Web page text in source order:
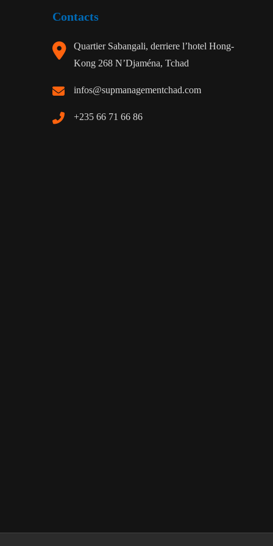
Contacts
Quartier Sabangali, derriere l’hotel Hong-
Kong 268 N’Djaména, Tchad
infos@supmanagementchad.com
+235 66 71 66 86